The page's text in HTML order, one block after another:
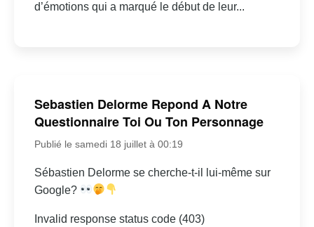
d’émotions qui a marqué le début de leur...
Sebastien Delorme Repond A Notre
Questionnaire Toi Ou Ton Personnage
Publié le samedi 18 juillet à 00:19
Sébastien Delorme se cherche-t-il lui-même sur
Google?
Invalid response status code (403)